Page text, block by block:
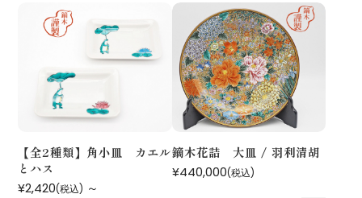
【全2種類】角小皿 カエル
とハス
¥2,420(税込) ～
鏑木花詰 大皿 / 羽利清胡
¥440,000(税込)